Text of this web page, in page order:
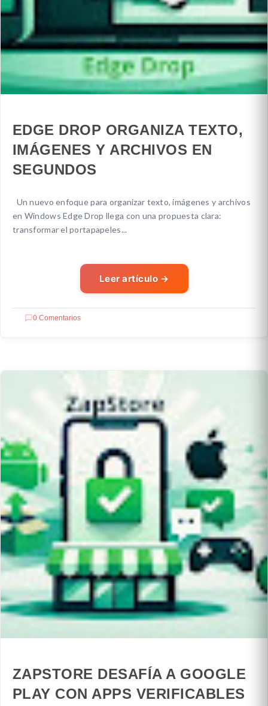
EDGE DROP ORGANIZA TEXTO,
IMÁGENES Y ARCHIVOS EN
SEGUNDOS
Un nuevo enfoque para organizar texto, imágenes y archivos
en Windows Edge Drop llega con una propuesta clara:
transformar el portapapeles...
Leer artículo →
0 Comentarios
ZAPSTORE DESAFÍA A GOOGLE
PLAY CON APPS VERIFICABLES